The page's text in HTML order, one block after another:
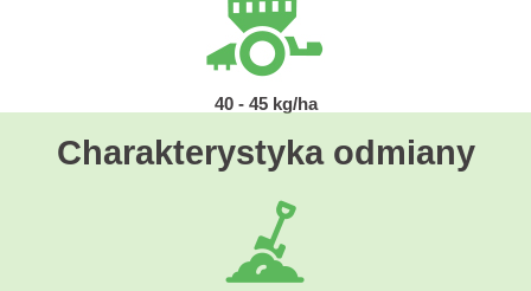
40 - 45 kg/ha
Charakterystyka odmiany